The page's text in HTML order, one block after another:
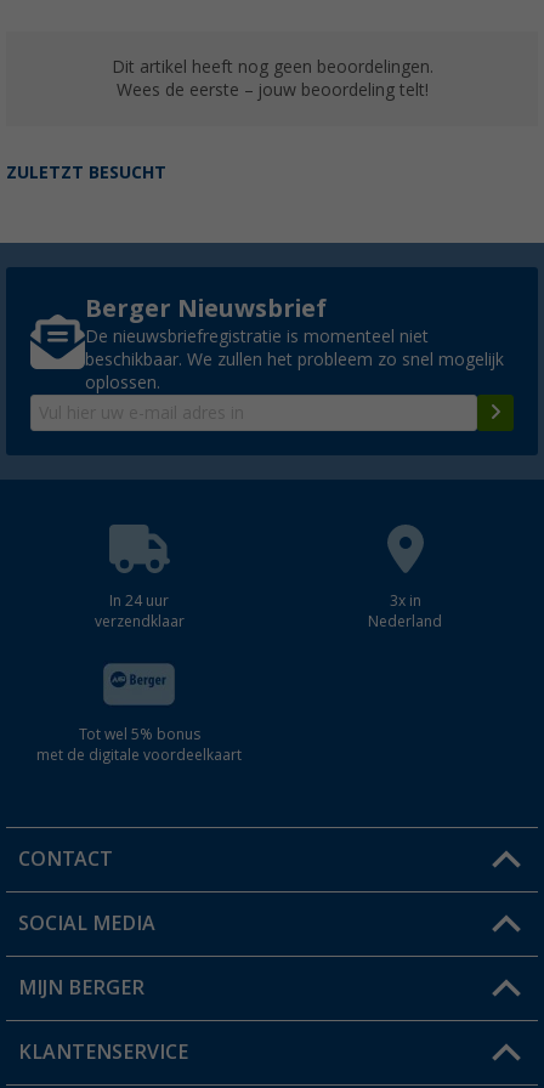
Dit artikel heeft nog geen beoordelingen.
Wees de eerste – jouw beoordeling telt!
ZULETZT BESUCHT
Berger Nieuwsbrief
De nieuwsbriefregistratie is momenteel niet
beschikbaar. We zullen het probleem zo snel mogelijk
oplossen.
In 24 uur
verzendklaar
3x in
Nederland
Tot wel 5% bonus
met de digitale voordeelkaart
CONTACT
Een vraag?
Winkel vinden
SOCIAL MEDIA
MIJN BERGER
Mijn account
KLANTENSERVICE